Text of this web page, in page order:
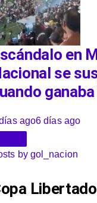
en
se
ago6 días ago
by gol_nacion